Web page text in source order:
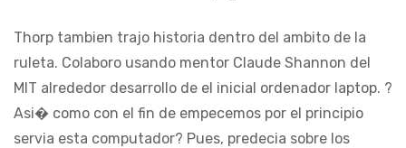
Thorp tambien trajo historia dentro del ambito de la
ruleta. Colaboro usando mentor Claude Shannon del
MIT alrededor desarrollo de el inicial ordenador laptop. ?
Asi� como con el fin de empecemos por el principio
servia esta computador? Pues, predecia sobre los